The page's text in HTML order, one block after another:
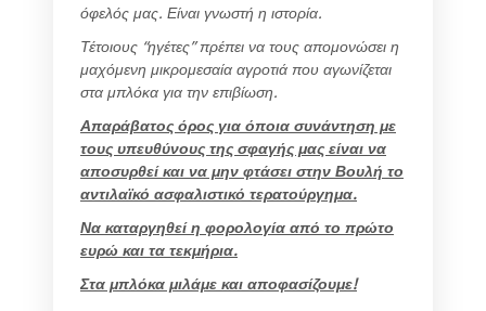
όφελός μας. Είναι γνωστή η ιστορία.
Τέτοιους “ηγέτες” πρέπει να τους απομονώσει η
μαχόμενη μικρομεσαία αγροτιά που αγωνίζεται
στα μπλόκα για την επιβίωση.
Απαράβατος όρος για όποια συνάντηση με
τους υπευθύνους της σφαγής μας είναι να
αποσυρθεί και να μην φτάσει στην Βουλή το
αντιλαϊκό ασφαλιστικό τερατούργημα.
Να καταργηθεί η φορολογία από το πρώτο
ευρώ και τα τεκμήρια.
Στα μπλόκα μιλάμε και αποφασίζουμε!